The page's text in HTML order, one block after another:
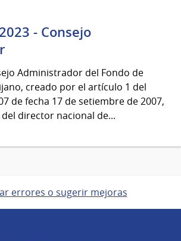
- Consejo
Administrador del Fondo de
creado por el artículo 1 del
de fecha 17 de setiembre de 2007,
director nacional de...
errores o sugerir mejoras